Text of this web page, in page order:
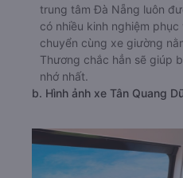
trung tâm Đà Nẵng luôn
có nhiều kinh nghiệm
chuyển cùng xe giường
Thương chắc hẳn sẽ giúp
nhớ nhất.
b. Hình ảnh xe Tân Quang